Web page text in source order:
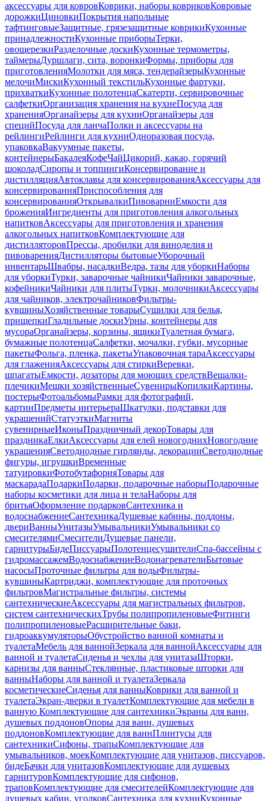
аксессуары для ковровКоврики, наборы ковриковКовровые
дорожкиЦиновкиПокрытия напольные
тафтинговыеЗащитные, грязезащитные коврикиКухонные
принадлежностиКухонные приборыТерки,
овощерезкиРазделочные доскиКухонные термометры,
таймерыДуршлаги, сита, воронкиФормы, приборы для
приготовленияМолотки для мяса, тендерайзерыКухонные
мелочиМискиКухонный текстильКухонные фартуки,
прихваткиКухонные полотенцаСкатерти, сервировочные
салфеткиОрганизация хранения на кухнеПосуда для
храненияОрганайзеры для кухниОрганайзеры для
специйПосуда для ланчаПолки и аксессуары на
рейлингиРейлинги для кухниОдноразовая посуда,
упаковкаВакуумные пакеты,
контейнерыБакалеяКофеЧайЦикорий, какао, горячий
шоколадСиропы и топпингиКонсервирование и
дистилляцияАвтоклавы для консервированияАксессуары для
консервированияПриспособления для
консервированияОткрывалкиПивоварниЕмкости для
броженияИнгредиенты для приготовления алкогольных
напитковАксессуары для приготовления и хранения
алкогольных напитковКомплектующие для
дистилляторовПрессы, дробилки для виноделия и
пивоваренияДистилляторы бытовыеУборочный
инвентарьШвабры, насадкиВедра, тазы для уборкиНаборы
для уборкиТурки, заварочные чайникиЧайники заварочные,
кофейникиЧайники для плитыТурки, молочникиАксессуары
для чайников, электрочайниковФильтры-
кувшиныХозяйственные товарыСушилки для белья,
прищепкиГладильные доскиУрны, контейнеры для
мусораОрганайзеры, корзины, ящикиТуалетная бумага,
бумажные полотенцаСалфетки, мочалки, губки, мусорные
пакетыФольга, пленка, пакетыУпаковочная тараАксессуары
для глаженияАксессуары для стиркиВеревки,
шпагатыЕмкости, дозаторы для моющих средствВешалки-
плечикиМешки хозяйственныеСувенирыКопилкиКартины,
постерыФотоальбомыРамки для фотографий,
картинПредметы интерьераШкатулки, подставки для
украшенийСтатуэткиМагниты
сувенирныеИконыПраздничный декорТовары для
праздникаЕлкиАксессуары для елей новогоднихНовогодние
украшенияСветодиодные гирлянды, декорацииСветодиодные
фигуры, игрушкиВременные
татуировкиФотобутафорияТовары для
маскарадаПодаркиПодарки, подарочные наборыПодарочные
наборы косметики для лица и телаНаборы для
бритьяОформление подарковСантехника и
водоснабжениеСантехникаДушевые кабины, поддоны,
двериВанныУнитазыУмывальникиУмывальники со
смесителямиСмесителиДушевые панели,
гарнитурыБидеПиссуарыПолотенцесушителиСпа-бассейны с
гидромассажемВодоснабжениеВодонагревателиБытовые
насосыПроточные фильтры для водыФильтры-
кувшиныКартриджи, комплектующие для проточных
фильтровМагистральные фильтры, системы
сантехническиеАксессуары для магистральных фильтров,
систем сантехническихТрубы полипропиленовыеФитинги
полипропиленовыеРасширительные баки,
гидроаккумуляторыОбустройство ванной комнаты и
туалетаМебель для ваннойЗеркала для ваннойАксессуары для
ванной и туалетаСиденья и чехлы для унитазаШторки,
карнизы для ванныСтеклянные, пластиковые шторки для
ванныНаборы для ванной и туалетаЗеркала
косметическиеСиденья для ванныКоврики для ванной и
туалетаЭкран-дверки в туалетКомплектующие для мебели в
ванную Комплектующие для сантехникиЭкраны для ванн,
душевых поддоновОпоры для ванн, душевых
поддоновКомплектующие для ваннПлинтусы для
сантехникиСифоны, трапыКомплектующие для
умывальников, моекКомплектующие для унитазов, писсуаров,
бидеБачки для унитазовКомплектующие для душевых
гарнитуровКомплектующие для сифонов,
траповКомплектующие для смесителейКомплектующие для
душевых кабин, уголковСантехника для кухниКухонные